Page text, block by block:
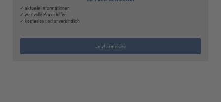
✓ aktuelle Informationen
✓ wertvolle Praxishilfen
✓ kostenlos und unverbindlich
Jetzt anmelden